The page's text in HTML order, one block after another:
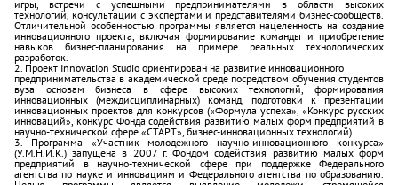
игры, встречи с успешными предпринимателями в области высоких
технологий, консультации с экспертами и представителями бизнес-сообществ.
Отличительной особенностью программы является нацеленность на создание
инновационного проекта, включая формирование команды и приобретение
навыков бизнес-планирования на примере реальных технологических
разработок.
2. Проект Innovation Studio ориентирован на развитие инновационного
предпринимательства в академической среде посредством обучения студентов
вуза основам бизнеса в сфере высоких технологий, формирования
инновационных (междисциплинарных) команд, подготовки к презентации
инновационных проектов для конкурсов («Формула успеха», «Конкурс русских
инноваций», конкурс Фонда содействия развитию малых форм предприятий в
научно-технической сфере «СТАРТ», бизнес-инновационных технологий).
3. Программа «Участник молодежного научно-инновационного конкурса»
(У.М.Н.И.К.) запущена в 2007 г. Фондом содействия развитию малых форм
предприятий в научно-технической сфере при поддержке Федерального
агентства по науке и инновациям и Федерального агентства по образованию.